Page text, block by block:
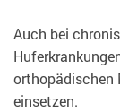
Auch bei
orthopädischen
einsetzen.